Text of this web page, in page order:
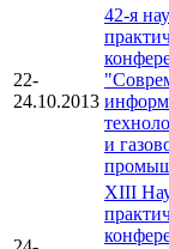
22-
24.10.2013
42-я
и
XIII